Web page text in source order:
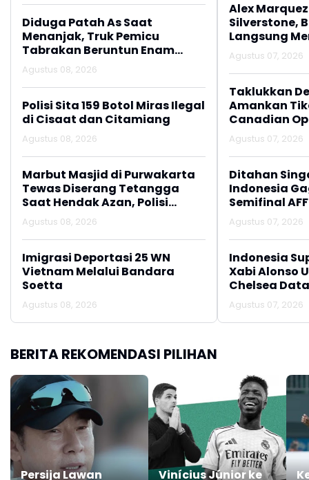
Diduga Patah As Saat
Menanjak, Truk Pemicu
Tabrakan Beruntun Enam
Kendaraan di Ciwidey
Diselidiki Polisi
Agustus 08, 2026
Polisi Sita 159 Botol Miras Ilegal
di Cisaat dan Citamiang
Agustus 08, 2026
Marbut Masjid di Purwakarta
Tewas Diserang Tetangga
Saat Hendak Azan, Polisi
Amankan Barang Bukti Sajam
Agustus 08, 2026
Imigrasi Deportasi 25 WN
Vietnam Melalui Bandara
Soetta
Agustus 08, 2026
Alex
Silverstone,
Langsung
Agustus 07, 2026
Taklukkan
Amankan
Canadian
Agustus 07, 2026
Ditahan
Indonesia
Semifinal
Agustus 07, 2026
Indonesia
Xabi Alonso
Chelsea
Agustus 07, 2026
BERITA REKOMENDASI PILIHAN
Persija Lawan
Vinícius Júnior ke